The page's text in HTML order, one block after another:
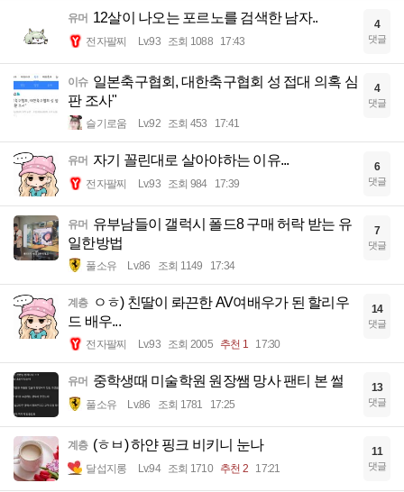
유머 12살이 나오는 포르노를 검색한 남자..
전자팔찌 Lv.93 조회 1088 17:43
4
댓글
이슈 일본축구협회, 대한축구협회 성 접대 의혹 심
판 조사"
슬기로움 Lv.92 조회 453 17:41
4
댓글
유머 자기 꼴린대로 살아야하는 이유...
전자팔찌 Lv.93 조회 984 17:39
6
댓글
유머 유부남들이 갤럭시 폴드8 구매 허락 받는 유
일한방법
풀소유 Lv.86 조회 1149 17:34
7
댓글
계층
ㅇㅎ) 친딸이 롸끈한 AV여배우가 된 할리우
드 배우...
전자팔찌 Lv.93 조회 2005 추천 1 17:30
14
댓글
유머 중학생때 미술학원 원장쌤 망사 팬티 본 썰
풀소유 Lv.86 조회 1781 17:25
13
댓글
계층 (ㅎㅂ) 하얀 핑크 비키니 눈나
달섭지롱 Lv.94 조회 1710 추천 2 17:21
11
댓글